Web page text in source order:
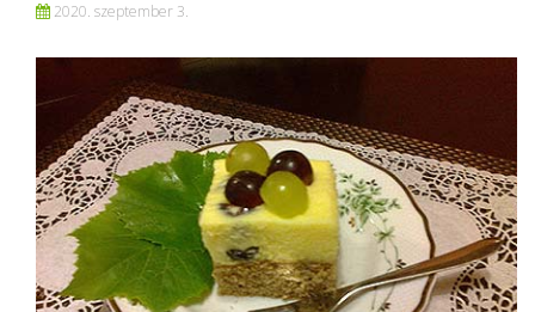
2020. szeptember 3.